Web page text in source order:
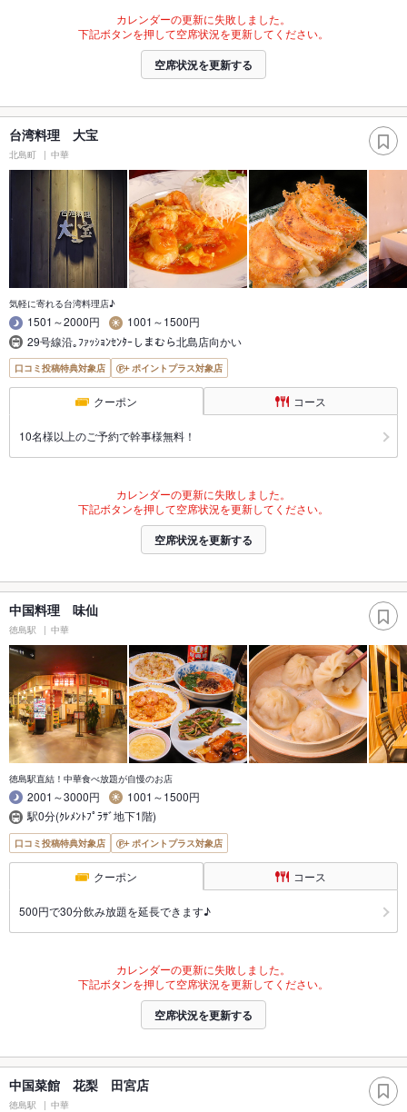
カレンダーの更新に失敗しました。
下記ボタンを押して空席状況を更新してください。
空席状況を更新する
台湾料理 大宝
北島町 中華
気軽に寄れる台湾料理店♪
1501～2000円
1001～1500円
29号線沿｡ﾌｧｯｼｮﾝｾﾝﾀｰしまむら北島店向かい
口コミ投稿特典対象店 ポイントプラス対象店
クーポン コース
10名様以上のご予約で幹事様無料！
カレンダーの更新に失敗しました。
下記ボタンを押して空席状況を更新してください。
空席状況を更新する
中国料理 味仙
徳島駅 中華
徳島駅直結！中華食べ放題が自慢のお店
2001～3000円
1001～1500円
駅0分(ｸﾚﾒﾝﾄﾌﾟﾗｻﾞ地下1階)
口コミ投稿特典対象店 ポイントプラス対象店
クーポン コース
500円で30分飲み放題を延長できます♪
カレンダーの更新に失敗しました。
下記ボタンを押して空席状況を更新してください。
空席状況を更新する
中国菜館 花梨 田宮店
徳島駅 中華